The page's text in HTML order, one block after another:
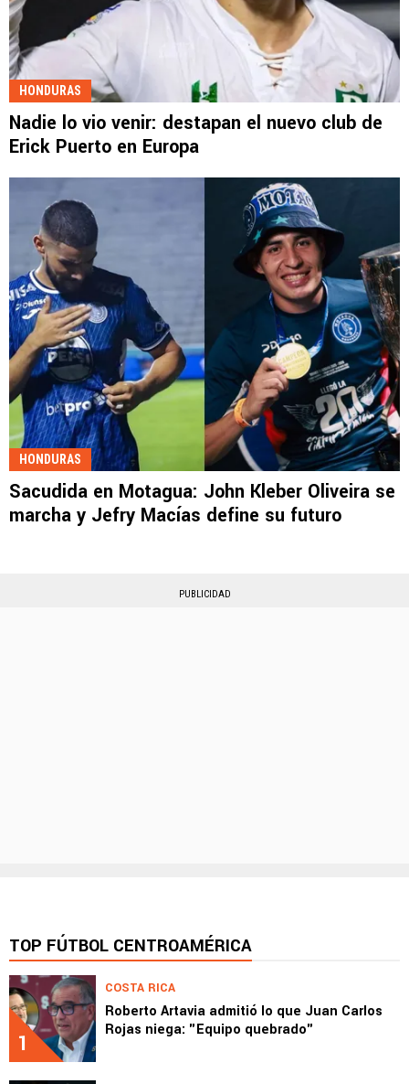
HONDURAS
Nadie lo vio venir: destapan el nuevo club de
Erick Puerto en Europa
HONDURAS
Sacudida en Motagua: John Kleber Oliveira se
marcha y Jefry Macías define su futuro
PUBLICIDAD
TOP FÚTBOL CENTROAMÉRICA
1
COSTA RICA
Roberto Artavia admitió lo que Juan Carlos
Rojas niega: "Equipo quebrado"